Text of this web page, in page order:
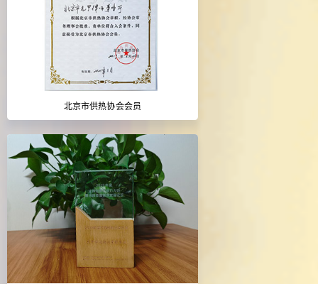
北京市供热协会会员